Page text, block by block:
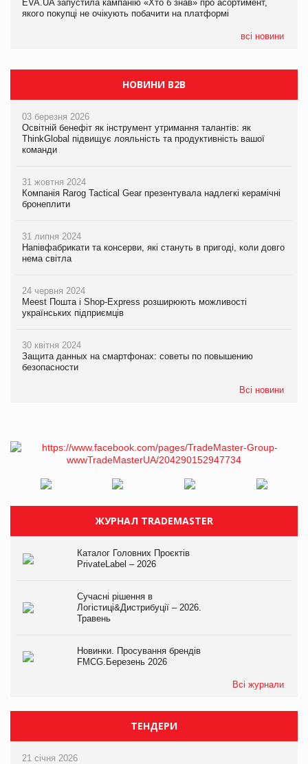
EVA.UA запустила кампанію «Хто б знав» про асортимент,
якого покупці не очікують побачити на платформі
всі новини
05.08.2026
Мережа супермаркетів VARUS купує мережу магазинів
НОВИНИ B2B
03 березня 2026
Освітній бенефіт як інструмент утримання талантів: як
ThinkGlobal підвищує лояльність та продуктивність вашої
команди
31 жовтня 2024
Компанія Rarog Tactical Gear презентувала надлегкі керамічні
бронеплити
31 липня 2024
Напівфабрикати та консерви, які стануть в пригоді, коли довго
нема світла
24 червня 2024
Meest Пошта і Shop-Express розширюють можливості
українських підприємців
30 квітня 2024
Защита данных на смартфонах: советы по повышению
безопасности
Всі новини
ЖУРНАЛ TRADEMASTER
Каталог Головних Проєктів
PrivateLabel – 2026
Сучасні рішення в
Логістиці&Дистрибуції – 2026.
Травень
Новинки. Просування брендів
FMCG.Березень 2026
Всі журнали
ТЕНДЕРИ
21 січня 2026